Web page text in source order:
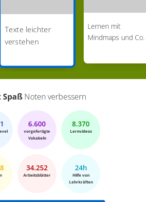
Texte leichter
verstehen
Lernen mit
Mindmaps und Co.
Spaß Noten verbessern
6.600
vorgefertigte
Vokabeln
8.370
Lernvideos
34.252
Arbeitsblätter
24h
Hilfe von
Lehrkräften